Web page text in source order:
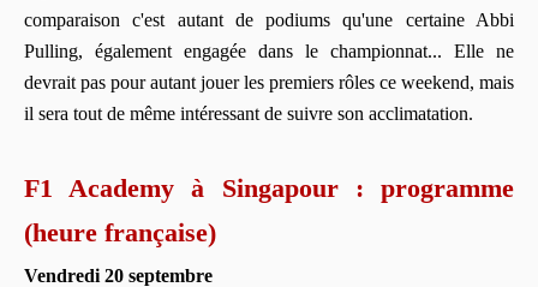
comparaison c'est autant de podiums qu'une certaine Abbi
Pulling, également engagée dans le championnat... Elle ne
devrait pas pour autant jouer les premiers rôles ce weekend, mais
il sera tout de même intéressant de suivre son acclimatation.
F1 Academy à Singapour : programme
(heure française)
Vendredi 20 septembre